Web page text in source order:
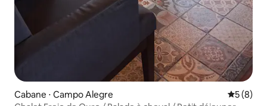
Cabane ⋅ Campo Alegre
5 (8)